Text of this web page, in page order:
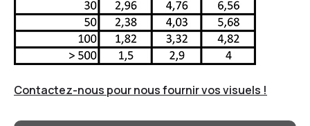
Contactez-nous pour nous fournir vos visuels !